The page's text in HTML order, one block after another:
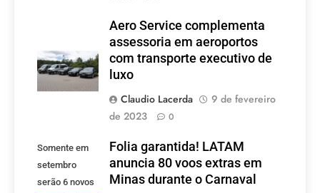
Aero Service complementa
assessoria em aeroportos
com transporte executivo de
luxo
Claudio Lacerda
9 de fevereiro
de 2023
0
Somente em
setembro
serão 6 novos
Folia garantida! LATAM
anuncia 80 voos extras em
Minas durante o Carnaval